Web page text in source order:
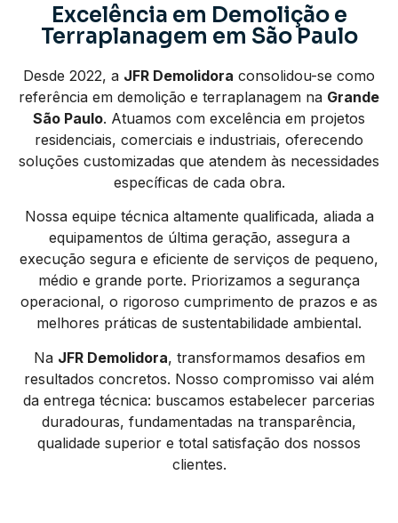
Excelência em Demolição e
Terraplanagem em São Paulo
Desde 2022, a JFR Demolidora consolidou-se como
referência em demolição e terraplanagem na Grande
São Paulo. Atuamos com excelência em projetos
residenciais, comerciais e industriais, oferecendo
soluções customizadas que atendem às necessidades
específicas de cada obra.
Nossa equipe técnica altamente qualificada, aliada a
equipamentos de última geração, assegura a
execução segura e eficiente de serviços de pequeno,
médio e grande porte. Priorizamos a segurança
operacional, o rigoroso cumprimento de prazos e as
melhores práticas de sustentabilidade ambiental.
Na JFR Demolidora, transformamos desafios em
resultados concretos. Nosso compromisso vai além
da entrega técnica: buscamos estabelecer parcerias
duradouras, fundamentadas na transparência,
qualidade superior e total satisfação dos nossos
clientes.